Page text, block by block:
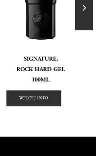
SIGNATURE,
ROCK HARD GEL
100ML
WIĘCEJ INFO